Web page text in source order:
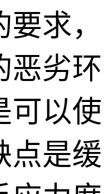
求，
恶劣环
可以使
点是缓